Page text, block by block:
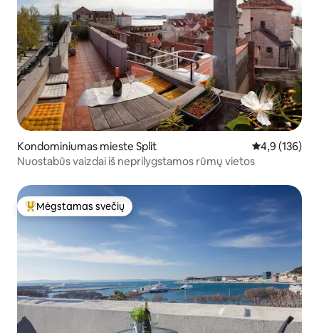
Kondominiumas mieste Split Vidutinis
4,9 (136)
Nuostabūs vaizdai iš neprilygstamos rūmų vietos
Svečių mėgstamiausias
Mėgstamas svečių